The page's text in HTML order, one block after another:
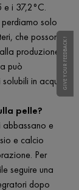
e i 37,2°C.
solo
che possono
produzione
può
solubili in acqua.
pelle?
abbassano e
e calcio
Per
seguire una
dopo
GIVE YOUR FEEDBACK !
GIVE YOUR FEEDBACK !